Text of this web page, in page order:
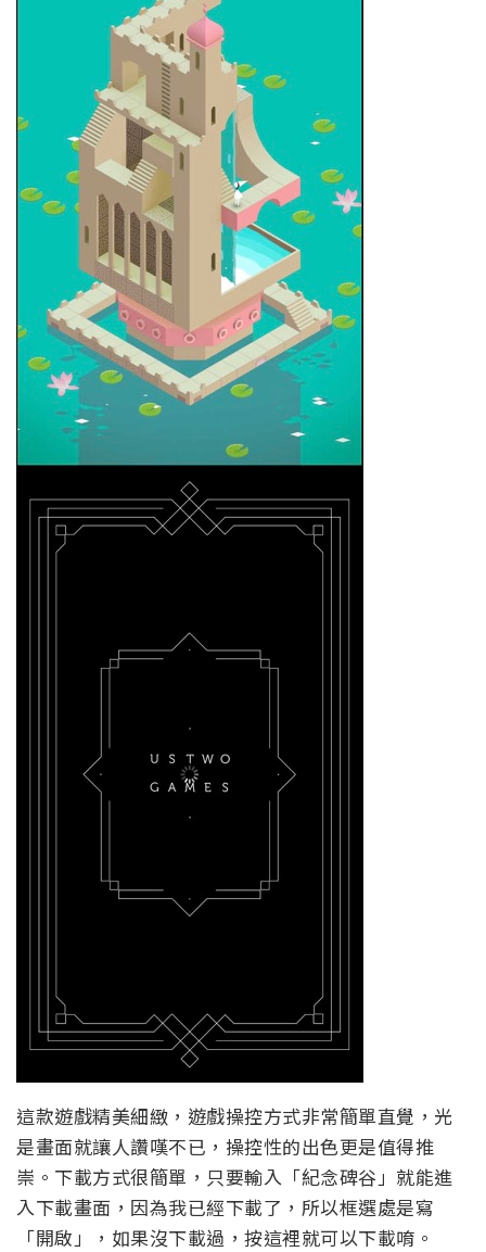
這款遊戲精美細緻，遊戲操控方式非常簡單直覺，光
是畫面就讓人讚嘆不已，操控性的出色更是值得推
崇。下載方式很簡單，只要輸入「紀念碑谷」就能進
入下載畫面，因為我已經下載了，所以框選處是寫
「開啟」，如果沒下載過，按這裡就可以下載唷。